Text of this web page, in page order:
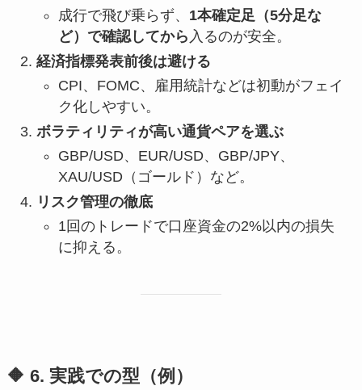
成行で飛び乗らず、 1本確定足（5分足な
ど）で確認してから 入るのが安全。
経済指標発表前後は避ける
CPI、FOMC、雇用統計などは初動がフェイ
ク化しやすい。
ボラティリティが高い通貨ペアを選ぶ
GBP/USD、EUR/USD、GBP/JPY、
XAU/USD（ゴールド）など。
リスク管理の徹底
1回のトレードで口座資金の2%以内の損失
に抑える。
🔶 6. 実践での型（例）